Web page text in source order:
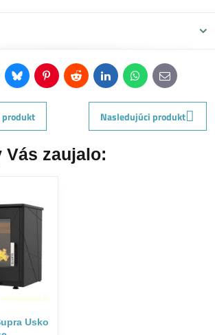
BlueskyPinterestReddit LinkedInWhatsApp
E-
mail
produkt
Nasledujúci produkt
Vás zaujalo:
Usko